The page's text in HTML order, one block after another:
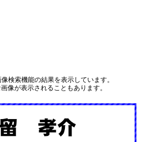
検索機能の結果を表示しています。
像が表示されることもあります。